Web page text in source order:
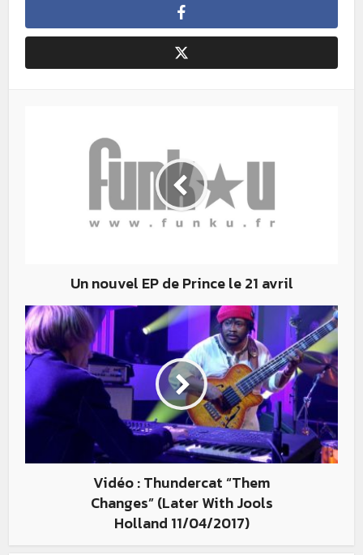
Un nouvel EP de Prince le 21 avril
Vidéo : Thundercat “Them
Changes” (Later With Jools
Holland 11/04/2017)